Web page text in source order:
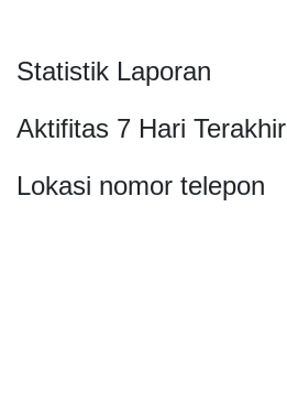
Statistik Laporan
Aktifitas 7 Hari Terakhir
Lokasi nomor telepon